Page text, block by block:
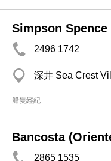
Simpson Spence
2496 1742
深井 Sea Crest
船隻經紀
Bancosta
2865 1535